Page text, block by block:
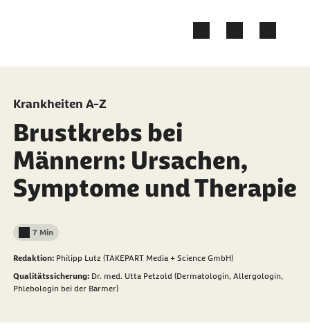
Krankheiten A-Z
Brustkrebs bei
Männern: Ursachen,
Symptome und Therapie
Lesedauer weniger als
7 Min
Redaktion: Philipp Lutz (TAKEPART Media + Science GmbH)
Qualitätssicherung: Dr. med. Utta Petzold (Dermatologin, Allergologin,
Phlebologin bei der Barmer)